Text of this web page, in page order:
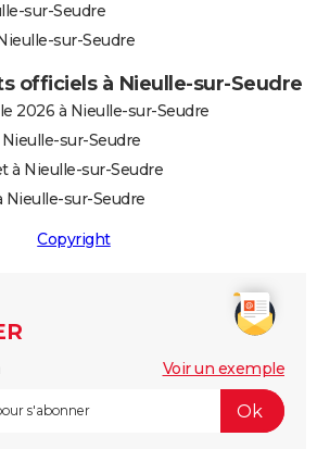
sur-Seudre
sur-Seudre
officiels à Nieulle-sur-Seudre
2026 à Nieulle-sur-Seudre
sur-Seudre
à Nieulle-sur-Seudre
Nieulle-sur-Seudre
Copyright
Voir un exemple